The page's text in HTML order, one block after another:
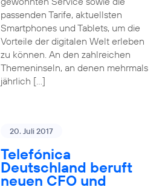
passenden Tarife, aktuellsten
Smartphones und Tablets, um die
Vorteile der digitalen Welt erleben
zu können. An den zahlreichen
Themeninseln, an denen mehrmals
jährlich […]
20. Juli 2017
Telefónica
Deutschland beruft
neuen CFO und